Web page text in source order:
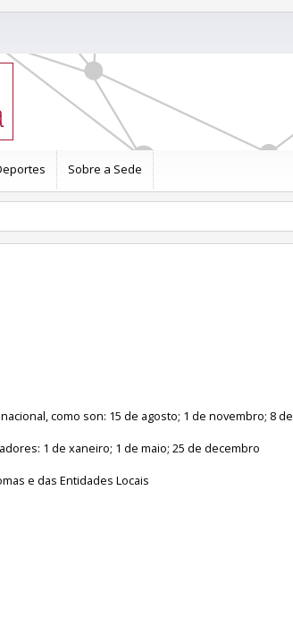
Sobre a Sede
como son: 15 de agosto; 1 de novembro; 8 de
1 de xaneiro; 1 de maio; 25 de decembro
e das Entidades Locais